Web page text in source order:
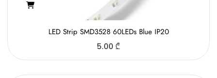
LED Strip SMD3528 60LEDs Blue IP20
5.00 ₾